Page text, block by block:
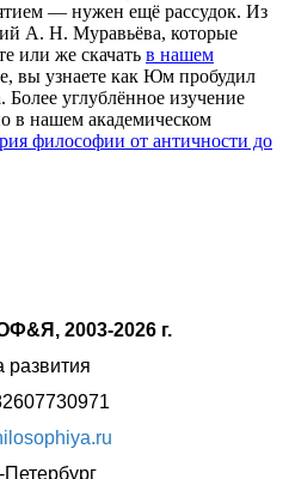
— нужен ещё рассудок. Из
А. Н. Муравьёва, которые
или же скачать в нашем
вы узнаете как Юм пробудил
Более углублённое изучение
в нашем академическом
философии от античности до
2003-2026 г.
развития